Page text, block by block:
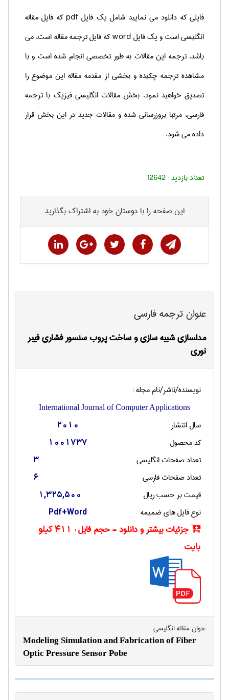
فایلی که دانلود می نمایید شامل یک فایل pdfکه فایل مقاله
انگلیسی است و یک فایلwordکه فایل ترجمه مقاله است، می
باشد. ترجمه این مقالات به طور تخصصی انجام شده است و با
مشاهده ترجمه چکیده و بخشی از مقدمه مقاله این موضوع را
تصدیق خواهید نمود. بخش مقالات انگلیسی فیزیک با ترجمه
فارسی، مرتبا بروزرسانی شده و مقالات جدید در این بخش قرار
داده می شود.
تعداد بازدید :12642
این صفحه را با دوستان خود به اشتراک بگذارید
عنوان ترجمه فارسی
مدلسازی شبیه سازی و ساخت پروب سنسور فشاری فیبر
نوری
نویسنده/ناشر/نام مجله :
International Journal of Computer Applications
سال انتشار 2010
کد محصول 1001737
تعداد صفحات انگليسی 3
تعداد صفحات فارسی 6
قیمت بر حسب ریال 1,325,500
نوع فایل های ضمیمه Pdf+Word
جزئیات بیشتر و دانلود - حجم فایل :
411 کیلو
بایت
عنوان مقاله انگليسی
Modeling Simulation and Fabrication of Fiber
Optic Pressure Sensor Pobe